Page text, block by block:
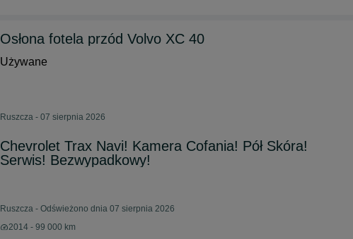
Osłona fotela przód Volvo XC 40
Używane
Ruszcza - 07 sierpnia 2026
Chevrolet Trax Navi! Kamera Cofania! Pół Skóra!
Serwis! Bezwypadkowy!
Ruszcza - Odświeżono dnia 07 sierpnia 2026
2014 - 99 000 km